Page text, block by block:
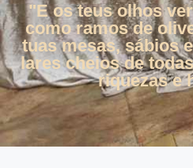
"E os teus olhos
como ramos de
tuas mesas, sábios
lares cheios de
riquezas e